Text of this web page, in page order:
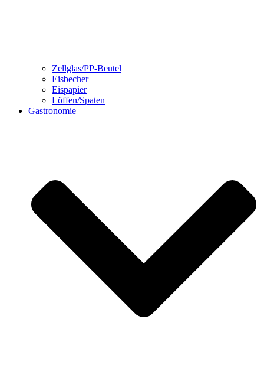
Zellglas/PP-Beutel
Eisbecher
Eispapier
Löffen/Spaten
Gastronomie